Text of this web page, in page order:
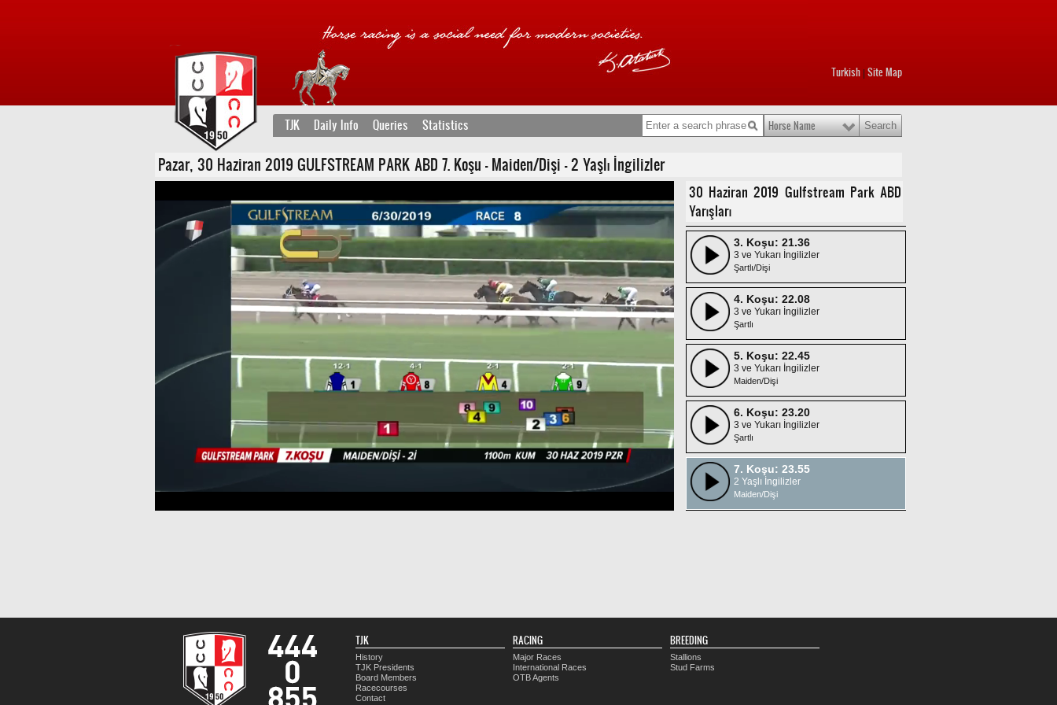
Turkish Site Map
TJK Daily Info Queries Statistics Horse Name
Pazar, 30 Haziran 2019 GULFSTREAM PARK ABD 7. Koşu - Maiden/Dişi - 2 Yaşlı İngilizler
30 Haziran 2019 Gulfstream Park ABD
Yarışları
1. Koşu: 20.32
2. Koşu: 21.04
3 ve Yukarı İngilizler
3. Koşu: 21.36
3 ve Yukarı İngilizler
Şartlı/Dişi
4. Koşu: 22.08
3 ve Yukarı İngilizler
Şartlı
5. Koşu: 22.45
3 ve Yukarı İngilizler
Maiden/Dişi
6. Koşu: 23.20
3 ve Yukarı İngilizler
Şartlı
7. Koşu: 23.55
2 Yaşlı İngilizler
Maiden/Dişi
TJK
History
TJK Presidents
Board Members
Racecourses
Contact
RACING
Major Races
International Races
OTB Agents
BREEDING
Stallions
Stud Farms